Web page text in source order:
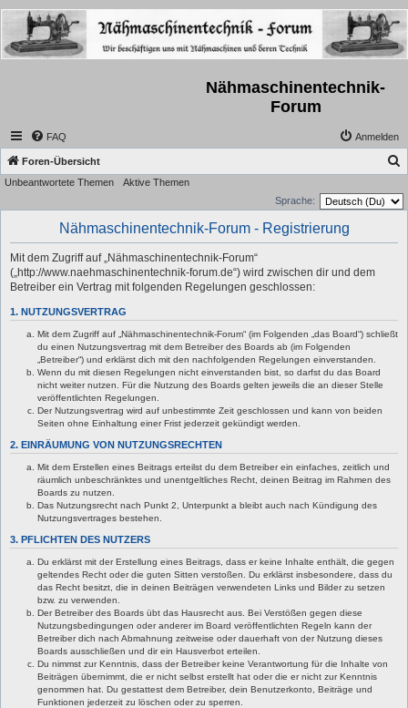
Nähmaschinentechnik-
Forum
FAQ Anmelden
Foren-Übersicht
Unbeantwortete Themen
Aktive Themen
Sprache:
Nähmaschinentechnik-Forum - Registrierung
Mit dem Zugriff auf „Nähmaschinentechnik-Forum“
(„http://www.naehmaschinentechnik-forum.de“) wird zwischen dir und dem
Betreiber ein Vertrag mit folgenden Regelungen geschlossen:
1. NUTZUNGSVERTRAG
Mit dem Zugriff auf „Nähmaschinentechnik-Forum“ (im Folgenden „das Board“) schließt
du einen Nutzungsvertrag mit dem Betreiber des Boards ab (im Folgenden
„Betreiber“) und erklärst dich mit den nachfolgenden Regelungen einverstanden.
Wenn du mit diesen Regelungen nicht einverstanden bist, so darfst du das Board
nicht weiter nutzen. Für die Nutzung des Boards gelten jeweils die an dieser Stelle
veröffentlichten Regelungen.
Der Nutzungsvertrag wird auf unbestimmte Zeit geschlossen und kann von beiden
Seiten ohne Einhaltung einer Frist jederzeit gekündigt werden.
2. EINRÄUMUNG VON NUTZUNGSRECHTEN
Mit dem Erstellen eines Beitrags erteilst du dem Betreiber ein einfaches, zeitlich und
räumlich unbeschränktes und unentgeltliches Recht, deinen Beitrag im Rahmen des
Boards zu nutzen.
Das Nutzungsrecht nach Punkt 2, Unterpunkt a bleibt auch nach Kündigung des
Nutzungsvertrages bestehen.
3. PFLICHTEN DES NUTZERS
Du erklärst mit der Erstellung eines Beitrags, dass er keine Inhalte enthält, die gegen
geltendes Recht oder die guten Sitten verstoßen. Du erklärst insbesondere, dass du
das Recht besitzt, die in deinen Beiträgen verwendeten Links und Bilder zu setzen
bzw. zu verwenden.
Der Betreiber des Boards übt das Hausrecht aus. Bei Verstößen gegen diese
Nutzungsbedingungen oder anderer im Board veröffentlichten Regeln kann der
Betreiber dich nach Abmahnung zeitweise oder dauerhaft von der Nutzung dieses
Boards ausschließen und dir ein Hausverbot erteilen.
Du nimmst zur Kenntnis, dass der Betreiber keine Verantwortung für die Inhalte von
Beiträgen übernimmt, die er nicht selbst erstellt hat oder die er nicht zur Kenntnis
genommen hat. Du gestattest dem Betreiber, dein Benutzerkonto, Beiträge und
Funktionen jederzeit zu löschen oder zu sperren.